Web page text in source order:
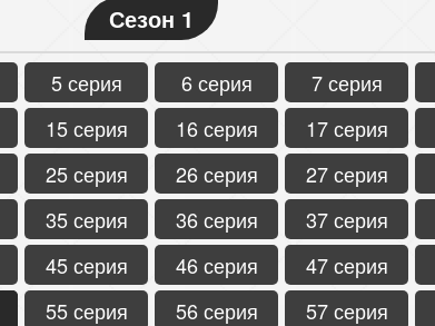
Сезон 1
5 серия 6 серия 7 серия
15 серия 16 серия 17 серия
25 серия 26 серия 27 серия
35 серия 36 серия 37 серия
45 серия 46 серия 47 серия
55 серия 56 серия 57 серия